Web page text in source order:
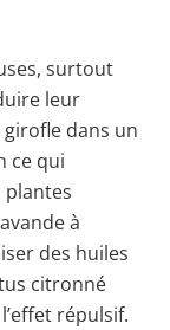
surtout
leur
dans un
ce qui
plantes
à
des huiles
citronné
répulsif.